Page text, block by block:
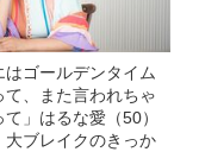
はゴールデンタイム
て、また言われちゃ
て」はるな愛（50）
大ブレイクのきっか